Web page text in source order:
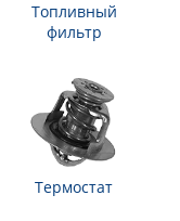
Топливный
фильтр
Термостат